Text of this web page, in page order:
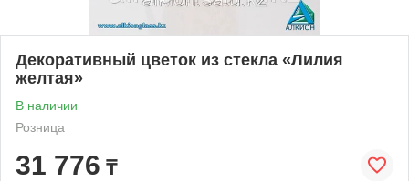
Декоративный цветок из стекла «Лилия
желтая»
В наличии
Розница
31 776 ₸